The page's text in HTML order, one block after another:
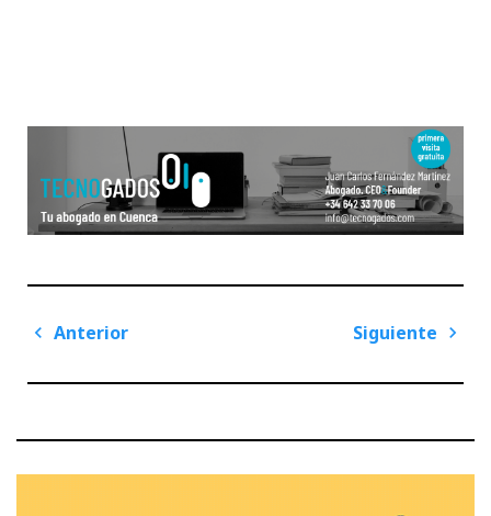
Navegación
entradas
Anterior
Siguiente